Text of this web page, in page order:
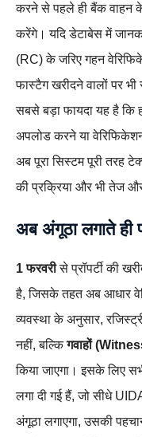
करने से पहले ही बैंक वाहन
करेंगे। यदि डेटाबेस में
(RC) के जरिए गहन
फास्टैग खरीदने वालों पर
सबसे बड़ा फायदा यह है कि
अपलोड करने या
अब पूरा सिस्टम पूरी तरह
की प्रक्रिया और भी तेज
अब अंगूठा लगाते ही
1 फरवरीसे प्रॉपर्टी की
है, जिसके तहत अब आधार
व्यवस्था के अनुसार,
नहीं, बल्किगवाहों
किया जाएगा। इसके लिए
लगा दी गई हैं, जो सीधे
अंगूठा लगाएगा, उसकी